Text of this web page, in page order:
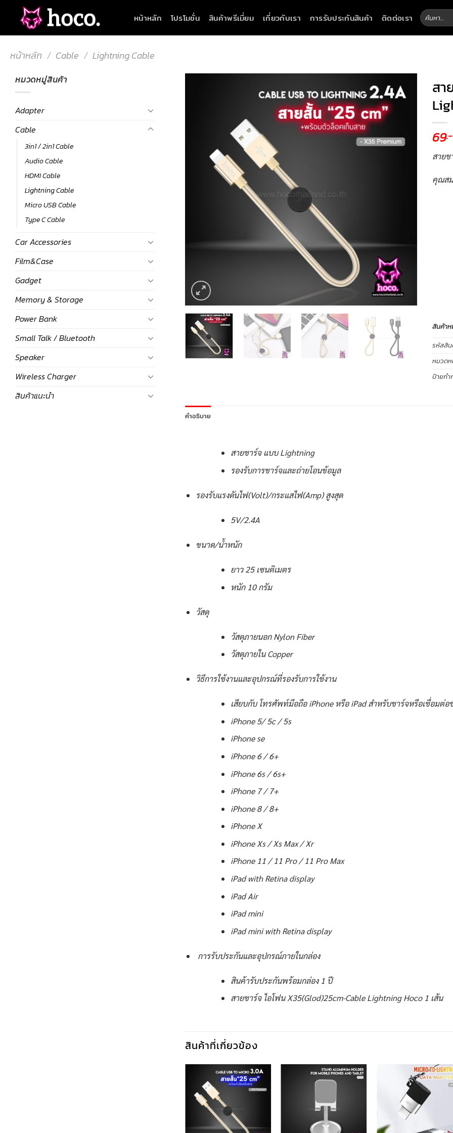
content
หน้าหลัก โปรโมชั่น สินค้าพรีเมี่ยม เกี่ยวกับเรา การรับประกันสินค้า ติดต่อเรา ค้นหา:
หน้าหลัก / Cable / Lightning Cable
หมวดหมู่สินค้า
Adapter
Cable
3in1 / 2in1 Cable
Audio Cable
HDMI Cable
Lightning Cable
Micro USB Cable
Type C Cable
Car Accessories
Film&Case
Gadget
Memory & Storage
Power Bank
Small Talk / Bluetooth
Speaker
Wireless Charger
สินค้าแนะนำ
สา
69.-
สายช
คุณส
สินค้า
รหัสสิน
หมวดห
ป้ายกำ
คำอธิบาย
สายชาร์จ แบบ Lightning
รองรับการชาร์จและถ่ายโอนข้อมูล
รองรับแรงดันไฟ(Volt)/กระแสไฟ(Amp) สูงสุด
5V/2.4A
ขนาด/น้ำหนัก
ยาว 25 เซนติเมตร
หนัก 10 กรัม
วัสดุ
วัสดุภายนอก Nylon Fiber
วัสดุภายใน Copper
วิธีการใช้งานและอุปกรณ์ที่รองรับการใช้งาน
เสียบกับ โทรศัพท์มือถือ iPhone หรือ iPad สำหรับชาร์จหรือเชื่อมต่อ
iPhone 5/ 5c / 5s
iPhone se
iPhone 6 / 6+
iPhone 6s / 6s+
iPhone 7 / 7+
iPhone 8 / 8+
iPhone X
iPhone Xs / Xs Max / Xr
iPhone 11 / 11 Pro / 11 Pro Max
iPad with Retina display
iPad Air
iPad mini
iPad mini with Retina display
การรับประกันและอุปกรณ์ภายในกล่อง
สินค้ารับประกันพร้อมกล่อง 1 ปี
สายชาร์จ ไอโฟน X35(Glod)25cm-Cable Lightning Hoco 1 เส้น
สินค้าที่เกี่ยวข้อง